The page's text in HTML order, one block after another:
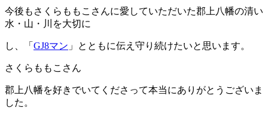
今後もさくらももこさんに愛していただいた郡上八幡の清い
水・山・川を大切に
し、「 GJ8マン 」とともに伝え守り続けたいと思います。
さくらももこさん
郡上八幡を好きでいてくださって本当にありがとうございま
した。